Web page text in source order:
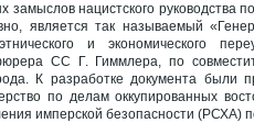
замыслов нацистского руководства
является так называемый
и экономического
СС Г. Гиммлера, по
К разработке документа
по делам оккупированных
имперской безопасности (РСХА)